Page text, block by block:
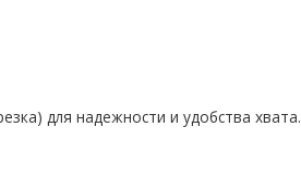
для надежности и удобства хвата.